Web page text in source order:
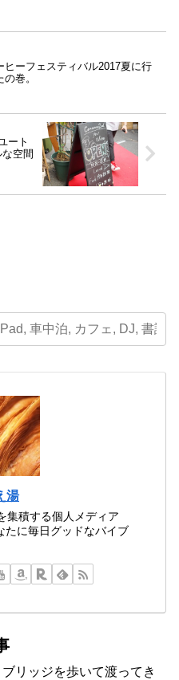
ヒーフェスティバル2017夏に行
巻。
ート
空間
湯
集積する個人メディア
たに毎日グッドなバイブ
リッジを歩いて渡ってき